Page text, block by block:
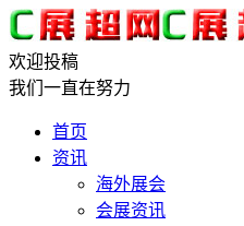
欢迎投稿
我们一直在努力
首页
资讯
海外展会
会展资讯